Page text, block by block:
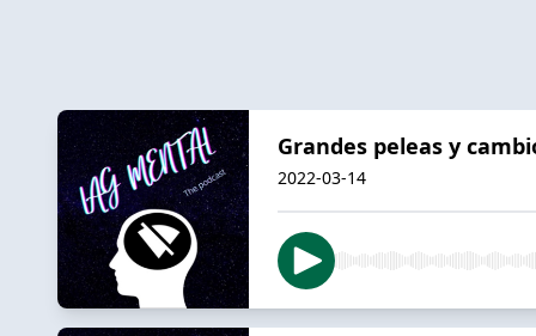
Grandes peleas y
2022-03-14